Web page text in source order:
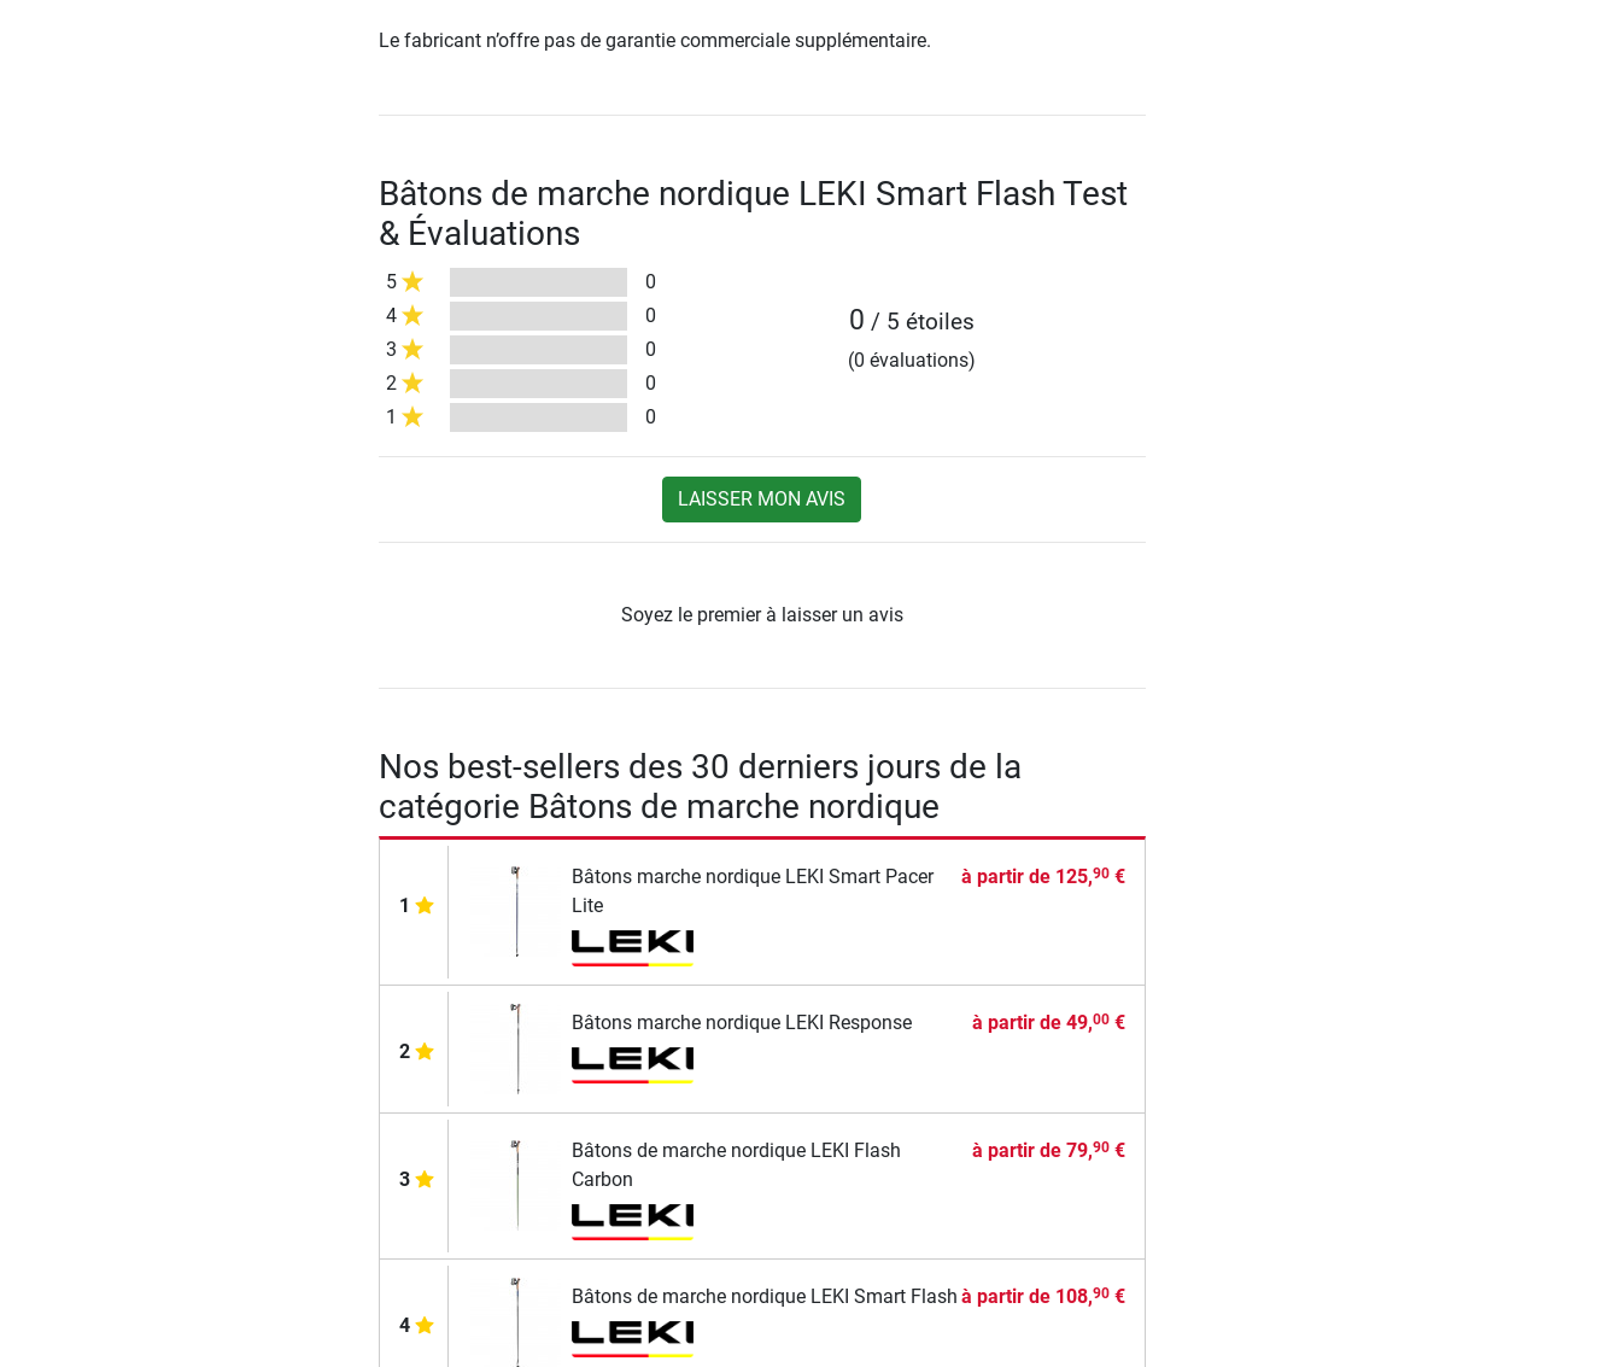
Le fabricant n’offre pas de garantie commerciale supplémentaire.
Bâtons de marche nordique LEKI Smart Flash Test
& Évaluations
5
0
4
0
3
0
2
0
1
0
0 / 5 étoiles
(0 évaluations)
LAISSER MON AVIS
Soyez le premier à laisser un avis
Nos best-sellers des 30 derniers jours de la
catégorie Bâtons de marche nordique
1
Bâtons marche nordique LEKI Smart Pacer
Lite
à partir de 125,90 €
2
Bâtons marche nordique LEKI Response à partir de49,00 €
3
Bâtons de marche nordique LEKI Flash
Carbon
à partir de79,90 €
4
Bâtons de marche nordique LEKI Smart Flash à partir de 108,90 €